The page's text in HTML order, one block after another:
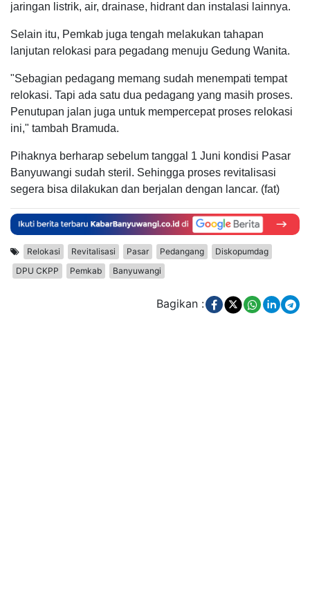
jaringan listrik, air, drainase, hidrant dan instalasi lainnya.
Selain itu, Pemkab juga tengah melakukan tahapan
lanjutan relokasi para pegadang menuju Gedung Wanita.
"Sebagian pedagang memang sudah menempati tempat
relokasi. Tapi ada satu dua pedagang yang masih proses.
Penutupan jalan juga untuk mempercepat proses relokasi
ini," tambah Bramuda.
Pihaknya berharap sebelum tanggal 1 Juni kondisi Pasar
Banyuwangi sudah steril. Sehingga proses revitalisasi
segera bisa dilakukan dan berjalan dengan lancar. (fat)
Relokasi Revitalisasi Pasar Pedangang
Diskopumdag
DPU CKPP
Pemkab Banyuwangi
Bagikan :